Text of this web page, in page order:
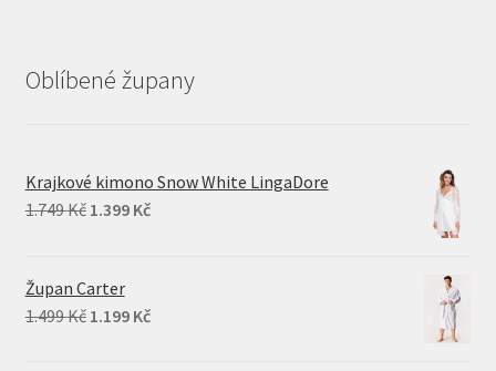
Oblíbené župany
Krajkové kimono Snow White LingaDore
1.749Kč Original
1.749 Kč.
1.399 KčCurrent
Župan Carter
1.499Kč Original
1.199 KčCurrent